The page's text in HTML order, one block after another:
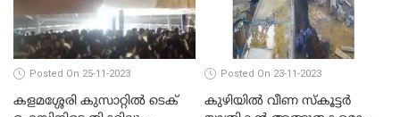
Posted On 25-11-2023
കളമശ്ശേരി കുസാറ്റില്‍ ടെക്
Posted On 23-11-2023
കുഴിയിൽ വീണ സ്കൂട്ടർ